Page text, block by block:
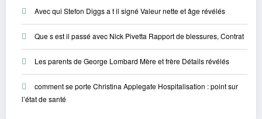
Avec qui Stefon Diggs a t il signé Valeur nette et âge révélés
Que s est il passé avec Nick Pivetta Rapport de blessures, Contrat
Les parents de George Lombard Mère et frère Détails révélés
comment se porte Christina Applegate Hospitalisation : point sur
l’état de santé